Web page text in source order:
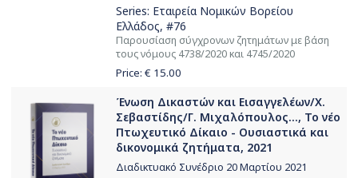
Series: Εταιρεία Νομικών Βορείου
Ελλάδος, #76
Παρουσίαση σύγχρονων ζητημάτων με βάση
τους νόμους 4738/2020 και 4745/2020
Price: € 15.00
Ένωση Δικαστών και Εισαγγελέων/Χ.
Σεβαστίδης/Γ. Μιχαλόπουλος..., Το νέο
Πτωχευτικό Δίκαιο - Ουσιαστικά και
δικονομικά ζητήματα, 2021
Διαδικτυακό Συνέδριο 20 Μαρτίου 2021